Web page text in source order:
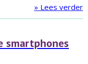
» Lees verder
smartphones